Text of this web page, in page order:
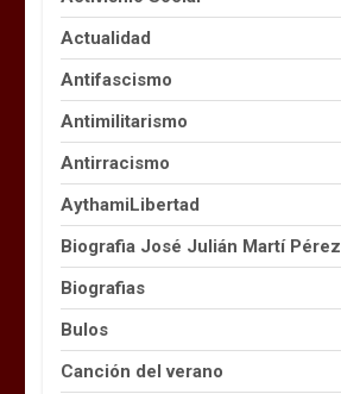
Actualidad
Antifascismo
Antimilitarismo
Antirracismo
AythamiLibertad
Biografia José Julián Martí Pérez
Biografias
Bulos
Canción del verano